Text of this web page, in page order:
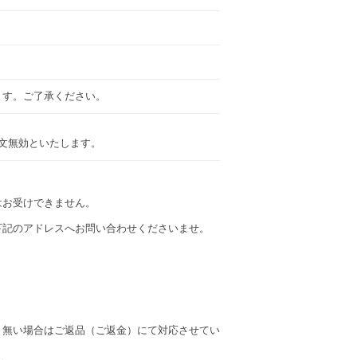
。ご了承ください。
無効といたします。
受けできません。
のアドレスへお問い合わせくださいませ。
い場合はご返品（ご返金）にて対応させてい